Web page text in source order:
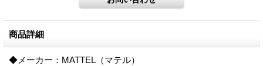
商品詳細
◆メーカー：MATTEL（マテル）